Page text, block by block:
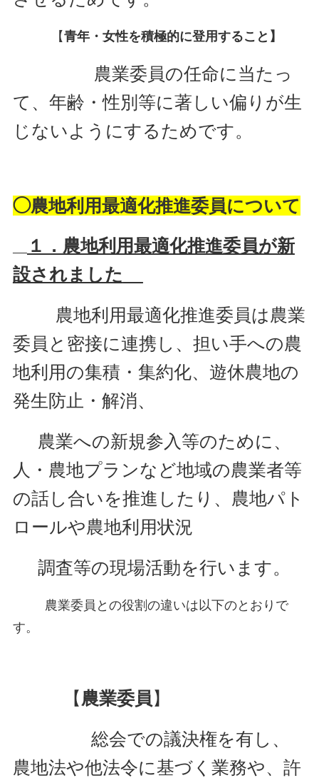
【青年・女性を積極的に登用すること】
農業委員の任命に当たっ
て、年齢・性別等に著しい偏りが生
じないようにするためです。
◯農地利用最適化推進委員について
１．農地利用最適化推進委員が新
設されました
農地利用最適化推進委員は農業
委員と密接に連携し、担い手への農
地利用の集積・集約化、遊休農地の
発生防止・解消、
農業への新規参入等のために、
人・農地プランなど地域の農業者等
の話し合いを推進したり、農地パト
ロールや農地利用状況
調査等の現場活動を行います。
農業委員との役割の違いは以下のとおりで
す。
【 農業委員 】
総会での議決権を有し、
農地法や他法令に基づく業務や、許